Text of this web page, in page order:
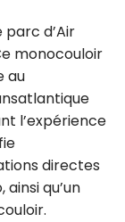
parc d’Air
monocouloir
au
l’expérience
directes
qu’un